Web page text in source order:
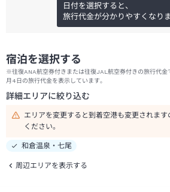
日付を選択すると、
旅行代金が分かりやすくなりま
宿泊を選択する
※往復ANA航空券付きまたは往復JAL航空券付きの旅行代
月4日の旅行代金を表示しています。
詳細エリアに絞り込む
エリアを変更すると到着空港も変更されま
ください。
和倉温泉・七尾
周辺エリアを表示する